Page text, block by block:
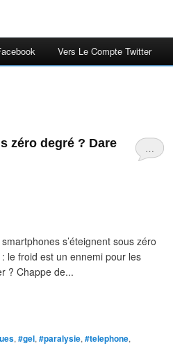
Vers Le Compte Twitter
…
zéro degré ? Dare
s’éteignent sous zéro
le froid est un ennemi pour les
? Chappe de...
, #gel, #paralysie, #telephone,